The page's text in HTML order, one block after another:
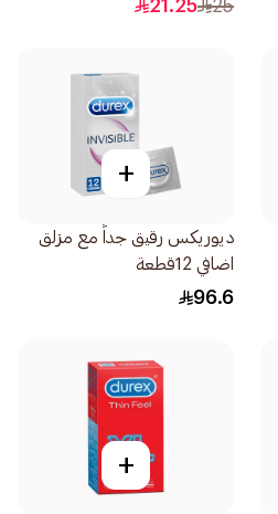
25
21.25
+
ديوريكس رقيق جداً مع مزلق
اضافي 12قطعة
96.6
+